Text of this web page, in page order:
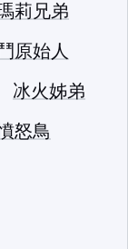
莉兄弟
原始人
冰火姊弟
怒鳥